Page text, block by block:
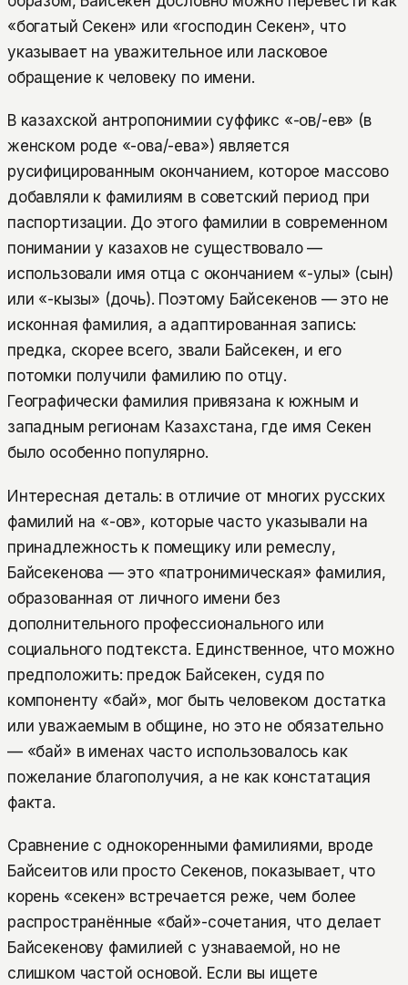
«богатый Секен» или «господин Секен», что
указывает на уважительное или ласковое
обращение к человеку по имени.
В казахской антропонимии суффикс «-ов/-ев» (в
женском роде «-ова/-ева») является
русифицированным окончанием, которое массово
добавляли к фамилиям в советский период при
паспортизации. До этого фамилии в современном
понимании у казахов не существовало —
использовали имя отца с окончанием «-улы» (сын)
или «-кызы» (дочь). Поэтому Байсекенов — это не
исконная фамилия, а адаптированная запись:
предка, скорее всего, звали Байсекен, и его
потомки получили фамилию по отцу.
Географически фамилия привязана к южным и
западным регионам Казахстана, где имя Секен
было особенно популярно.
Интересная деталь: в отличие от многих русских
фамилий на «-ов», которые часто указывали на
принадлежность к помещику или ремеслу,
Байсекенова — это «патронимическая» фамилия,
образованная от личного имени без
дополнительного профессионального или
социального подтекста. Единственное, что можно
предположить: предок Байсекен, судя по
компоненту «бай», мог быть человеком достатка
или уважаемым в общине, но это не обязательно
— «бай» в именах часто использовалось как
пожелание благополучия, а не как констатация
факта.
Сравнение с однокоренными фамилиями, вроде
Байсеитов или просто Секенов, показывает, что
корень «секен» встречается реже, чем более
распространённые «бай»-сочетания, что делает
Байсекенову фамилией с узнаваемой, но не
слишком частой основой. Если вы ищете